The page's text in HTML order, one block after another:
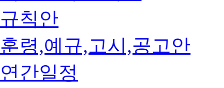
규칙안
훈령,예규,고시,공고안
연간일정